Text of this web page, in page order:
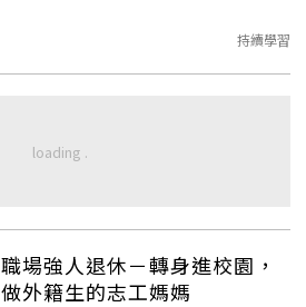
持續學習
職場強人退休－轉身進校園，
做外籍生的志工媽媽